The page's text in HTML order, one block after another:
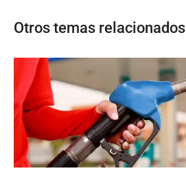
Otros temas relacionados